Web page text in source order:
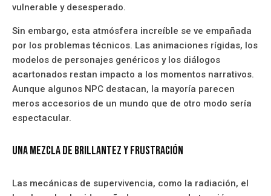
vulnerable y desesperado.
Sin embargo, esta atmósfera increíble se ve empañada
por los problemas técnicos. Las animaciones rígidas, los
modelos de personajes genéricos y los diálogos
acartonados restan impacto a los momentos narrativos.
Aunque algunos NPC destacan, la mayoría parecen
meros accesorios de un mundo que de otro modo sería
espectacular.
Una mezcla de brillantez y frustración
Las mecánicas de supervivencia, como la radiación, el